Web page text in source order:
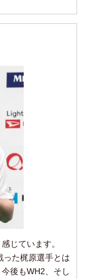
じています。
った梶原選手とは
後もWH2、そし